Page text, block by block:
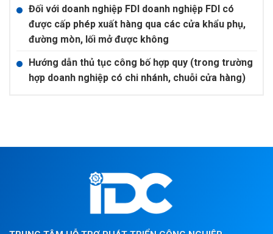
Đối với doanh nghiệp FDI doanh nghiệp FDI có
được cấp phép xuất hàng qua các cửa khẩu phụ,
đường mòn, lối mở được không
Hướng dẫn thủ tục công bố hợp quy (trong trường
hợp doanh nghiệp có chi nhánh, chuỗi cửa hàng)